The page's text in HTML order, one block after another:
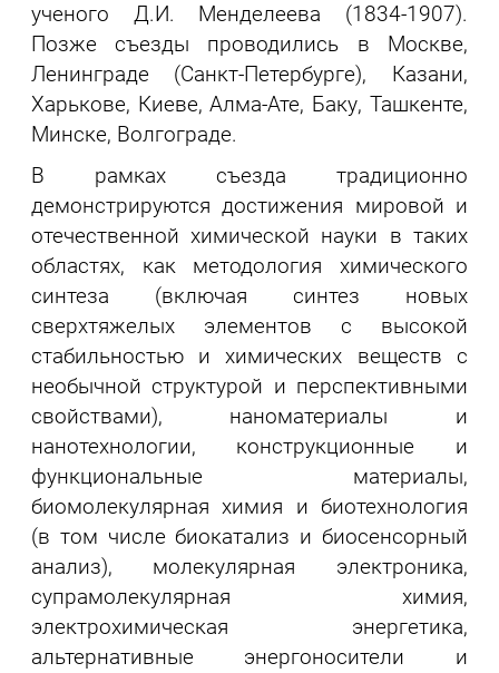
ученого Д.И. Менделеева (1834-1907).
Позже съезды проводились в Москве,
Ленинграде (Санкт-Петербурге), Казани,
Харькове, Киеве, Алма-Ате, Баку, Ташкенте,
Минске, Волгограде.
В рамках съезда традиционно
демонстрируются достижения мировой и
отечественной химической науки в таких
областях, как методология химического
синтеза (включая синтез новых
сверхтяжелых элементов с высокой
стабильностью и химических веществ с
необычной структурой и перспективными
свойствами), наноматериалы и
нанотехнологии, конструкционные и
функциональные материалы,
биомолекулярная химия и биотехнология
(в том числе биокатализ и биосенсорный
анализ), молекулярная электроника,
супрамолекулярная химия,
электрохимическая энергетика,
альтернативные энергоносители и